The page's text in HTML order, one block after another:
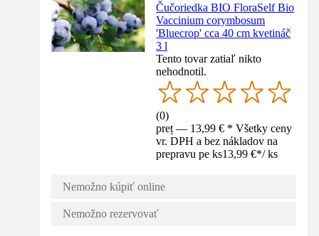
Čučoriedka BIO FloraSelf Bio
Vaccinium corymbosum
'Bluecrop' cca 40 cm kvetináč
3 l
Tento tovar zatiaľ nikto
nehodnotil.
(0)
preț — 13,99 € * Všetky ceny
vr. DPH a bez nákladov na
prepravu pe ks13,99 €*/ ks
Nemožno kúpiť online
Nemožno rezervovať